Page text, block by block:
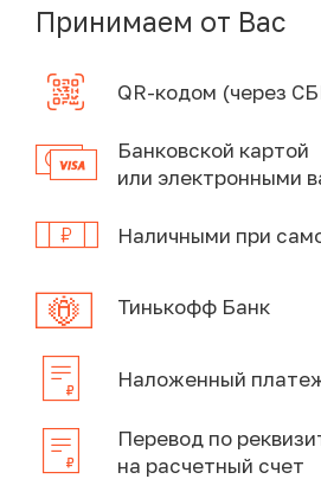
Принимаем от Вас
QR-кодом (через
Банковской картой
или электронными
Наличными при
Тинькофф Банк
Наложенный
Перевод по
на расчетный счет